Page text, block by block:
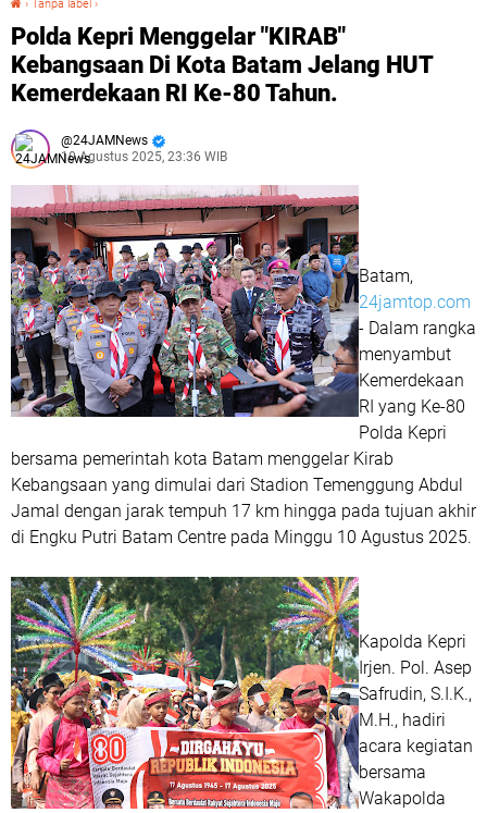
› Tanpa label ›
Polda Kepri Menggelar "KIRAB"
Kebangsaan Di Kota Batam Jelang HUT
Kemerdekaan RI Ke-80 Tahun.
24JAMNews
10 Agustus 2025, 23:36 WIB
Batam,
24jamtop.com
- Dalam rangka
menyambut
Kemerdekaan
RI yang Ke-80
Polda Kepri
bersama pemerintah kota Batam menggelar Kirab
Kebangsaan yang dimulai dari Stadion Temenggung Abdul
Jamal dengan jarak tempuh 17 km hingga pada tujuan akhir
di Engku Putri Batam Centre pada Minggu 10 Agustus 2025.
Kapolda Kepri
Irjen. Pol. Asep
Safrudin, S.I.K.,
M.H., hadiri
acara kegiatan
bersama
Wakapolda